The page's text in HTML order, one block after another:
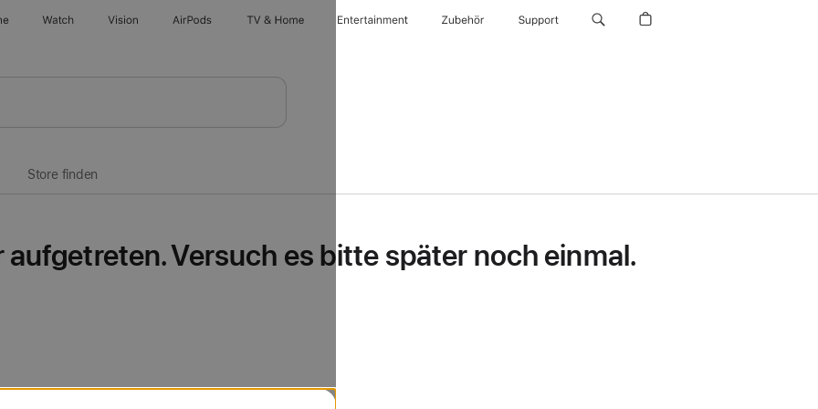
Watch Vision AirPods TV & Home Entertainment Zubehör Support
Store finden
aufgetreten. Versuch es bitte später noch einmal.